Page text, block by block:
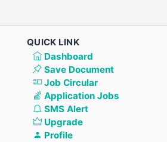
QUICK LINK
Dashboard
Save Document
Job Circular
Application Jobs
SMS Alert
Upgrade
Profile